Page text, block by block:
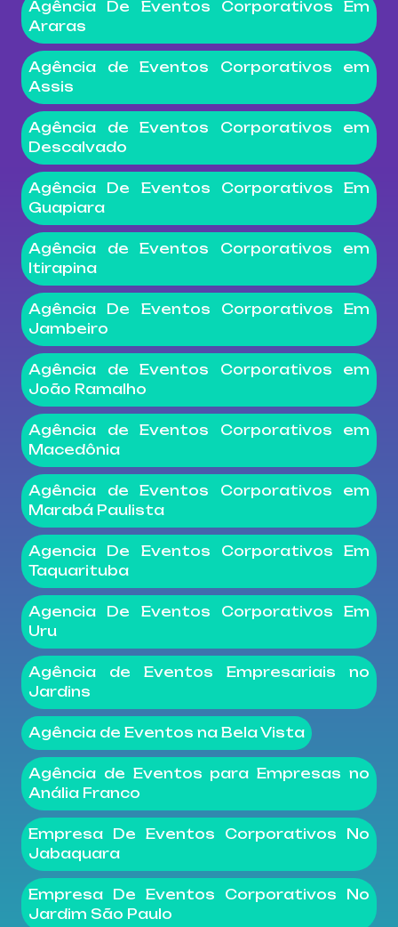
Agência De Eventos Corporativos Em
Araras
Agência de Eventos Corporativos em
Assis
Agência de Eventos Corporativos em
Descalvado
Agência De Eventos Corporativos Em
Guapiara
Agência de Eventos Corporativos em
Itirapina
Agência De Eventos Corporativos Em
Jambeiro
Agência de Eventos Corporativos em
João Ramalho
Agência de Eventos Corporativos em
Macedônia
Agência de Eventos Corporativos em
Marabá Paulista
Agencia De Eventos Corporativos Em
Taquarituba
Agencia De Eventos Corporativos Em
Uru
Agência de Eventos Empresariais no
Jardins
Agência de Eventos na Bela Vista
Agência de Eventos para Empresas no
Anália Franco
Empresa De Eventos Corporativos No
Jabaquara
Empresa De Eventos Corporativos No
Jardim São Paulo